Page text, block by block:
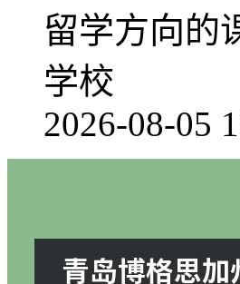
留学方向的
学校
2026-08-05